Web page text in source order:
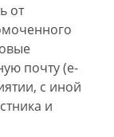
от
почту (e-
с иной
и